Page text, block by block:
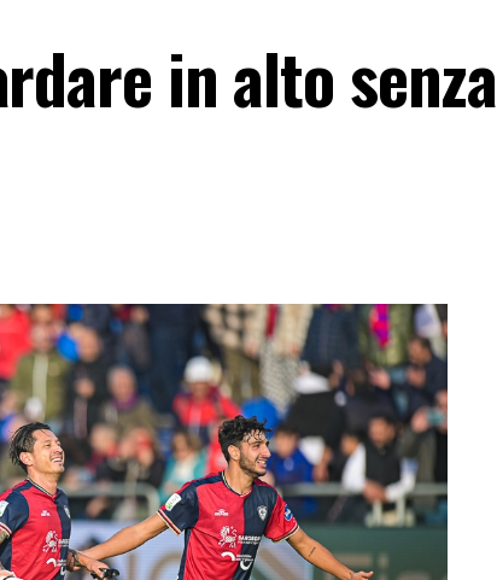
in alto senza